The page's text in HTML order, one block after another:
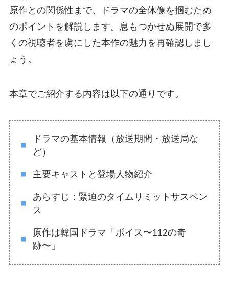
原作との関係性まで、ドラマの全体像を掴むため
のポイントを解説します。息もつかせぬ展開で多
くの視聴者を虜にした本作の魅力を再確認しまし
ょう。
本章でご紹介する内容は以下の通りです。
ドラマの基本情報（放送期間・放送局な
ど）
主要キャストと登場人物紹介
あらすじ：緊迫のタイムリミットサスペン
ス
原作は韓国ドラマ「ボイス〜112の奇
跡〜」